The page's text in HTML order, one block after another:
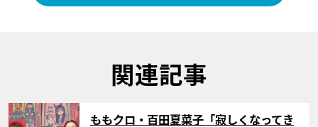
関連記事
サムネイル
ももクロ・百田夏菜子「寂しくなってき